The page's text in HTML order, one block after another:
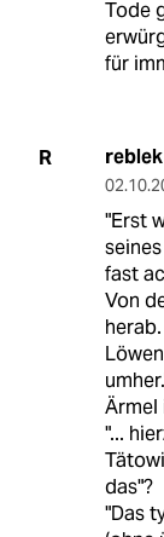
Tode
für
R reblek
"Erst
fast
Von
Ärmel
"...
das"?
"Das